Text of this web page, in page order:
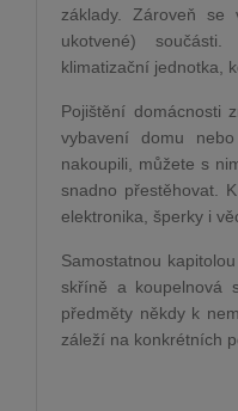
základy. Zároveň
ukotvené)
klimatizační jednotka,
Pojištění domácnosti
vybavení domu
nakoupili, můžete s
snadno přestěhovat.
elektronika, šperky i
Samostatnou
skříně a koupelnová
předměty někdy k
záleží na konkrétních